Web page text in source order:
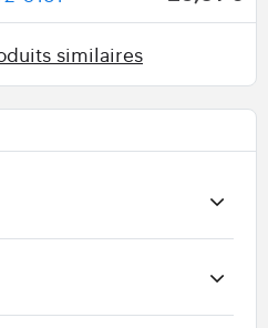
similaires